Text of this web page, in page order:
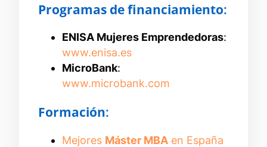
Programas de financiamiento:
ENISA Mujeres Emprendedoras:
www.enisa.es
MicroBank:
www.microbank.com
Formación:
Mejores Máster MBA en España